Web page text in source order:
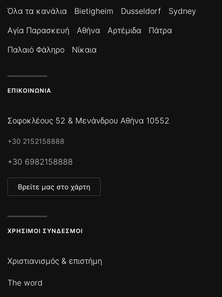
Όλα τα κανάλια Bietigheim Dusseldorf
Sydney
Αγία Παρασκευή
Αθήνα Αρτέμιδα
Πάτρα
Παλαιό Φάληρο
Νίκαια
ΕΠΙΚΟΙΝΩΝΊΑ
Σοφοκλέους 52 & Μενάνδρου Αθήνα 10552
+30 2152158888
+30 6982158888
Βρείτε μας στο χάρτη
ΧΡΉΣΙΜΟΙ ΣΎΝΔΕΣΜΟΙ
Χριστιανισμός & επιστήμη
The word